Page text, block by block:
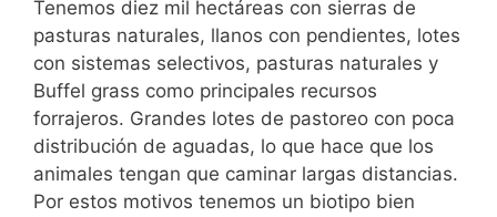
Tenemos diez mil hectáreas con sierras de
pasturas naturales, llanos con pendientes, lotes
con sistemas selectivos, pasturas naturales y
Buffel grass como principales recursos
forrajeros. Grandes lotes de pastoreo con poca
distribución de aguadas, lo que hace que los
animales tengan que caminar largas distancias.
Por estos motivos tenemos un biotipo bien